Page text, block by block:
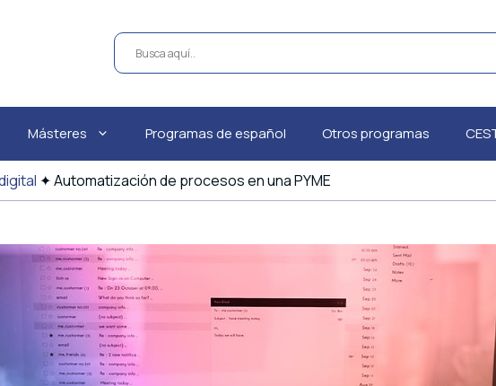
Másteres Programas de español Otros programas
✦Automatización de procesos en una PYME